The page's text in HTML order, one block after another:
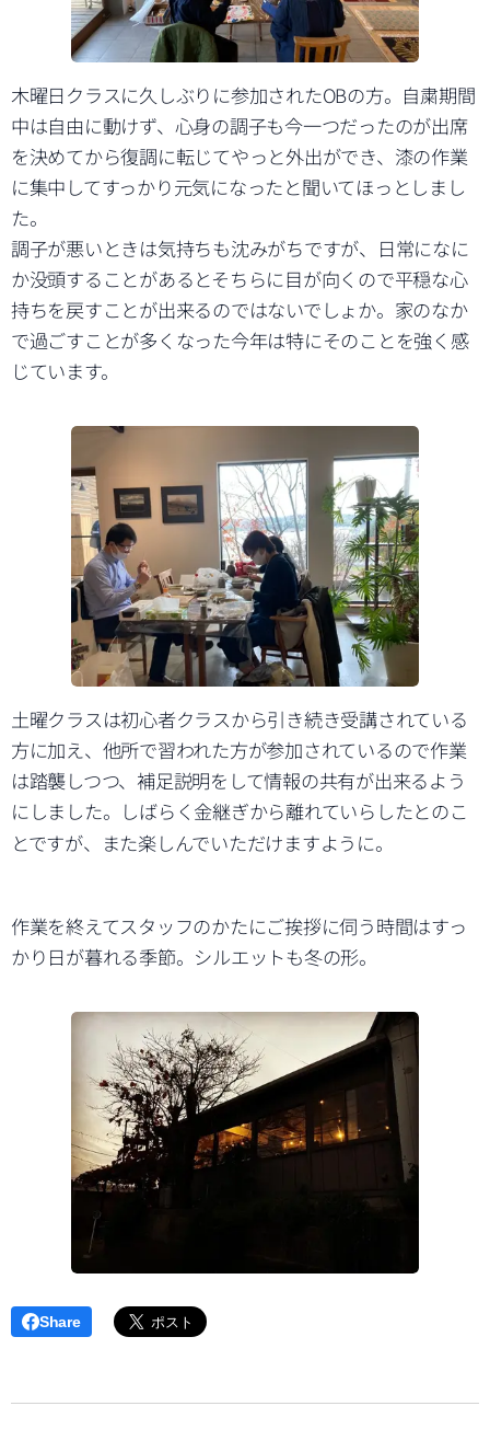
木曜日クラスに久しぶりに参加されたOBの方。自粛期間
中は自由に動けず、心身の調子も今一つだったのが出席
を決めてから復調に転じてやっと外出ができ、漆の作業
に集中してすっかり元気になったと聞いてほっとしまし
た。
調子が悪いときは気持ちも沈みがちですが、日常になに
か没頭することがあるとそちらに目が向くので平穏な心
持ちを戻すことが出来るのではないでしょか。家のなか
で過ごすことが多くなった今年は特にそのことを強く感
じています。
土曜クラスは初心者クラスから引き続き受講されている
方に加え、他所で習われた方が参加されているので作業
は踏襲しつつ、補足説明をして情報の共有が出来るよう
にしました。しばらく金継ぎから離れていらしたとのこ
とですが、また楽しんでいただけますように。
作業を終えてスタッフのかたにご挨拶に伺う時間はすっ
かり日が暮れる季節。シルエットも冬の形。
Share